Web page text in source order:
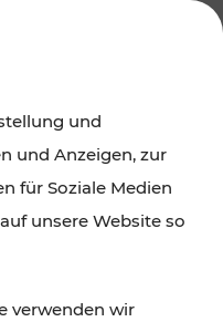
und
und Anzeigen, zur
für Soziale Medien
unsere Website so
verwenden wir